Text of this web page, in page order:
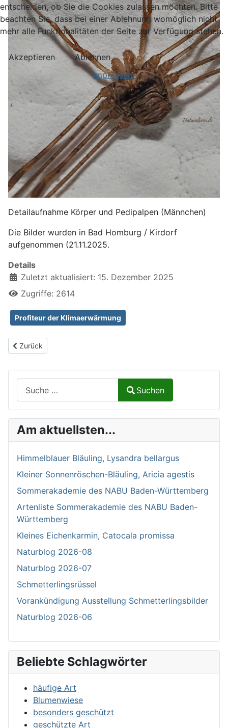
Detailaufnahme Körper und Pedipalpen (Männchen)
Die Bilder wurden in Bad Homburg / Kirdorf
aufgenommen (21.11.2025.
Details
Zuletzt aktualisiert: 15. Dezember 2025
Zugriffe: 2614
Profiteur der Klimaerwärmung
Vorheriger Beitrag: Mittelmeer-Weberknecht, Opilio canestrinii
Zurück
Type 2 or more characters for results.
Suchen
Am aktuellsten...
Himmelblauer Bläuling, Lysandra bellargus
Kleiner Sonnenröschen-Bläuling, Aricia agestis
Sommerakademie des NABU Baden-Württemberg
Artenliste Sommerakademie des NABU Baden-
Württemberg
Kleines Eichenkarmin, Catocala promissa
Naturblog 2026-08
Naturblog 2026-07
Schmetterlingsrüssel
Vorankündigung Ausstellung Schmetterlingsbilder
Naturblog 2026-06
Beliebte Schlagwörter
häufige Art
Blumenwiese
besonders geschützt
geschützte Art
entscheiden, ob Sie die Cookies zulassen möchten. Bitte
beachten Sie, dass bei einer Ablehnung womöglich nicht
mehr alle Funktionalitäten der Seite zur Verfügung stehen.
Akzeptieren
Ablehnen
Impressum